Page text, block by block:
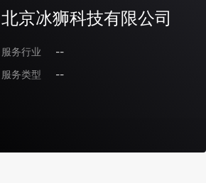
北京冰狮科技有限公司
服务行业
--
服务类型
--